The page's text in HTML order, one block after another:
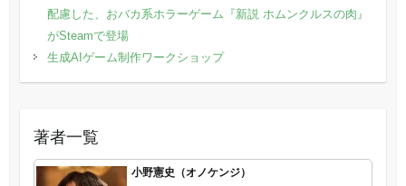
配慮した、おバカ系ホラーゲーム『新説 ホムンクルスの肉』
がSteamで登場
生成AIゲーム制作ワークショップ
著者一覧
小野憲史（オノケンジ）